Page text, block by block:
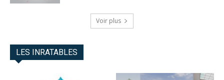
Voir plus
LES INRATABLES